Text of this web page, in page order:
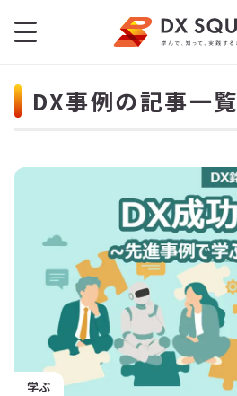
DX事例の記事一覧
学ぶ